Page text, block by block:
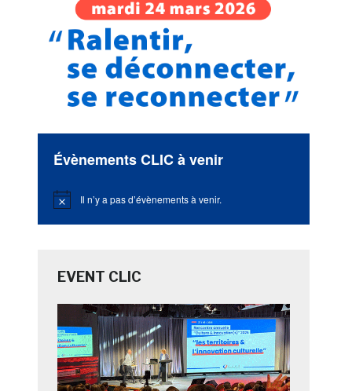
Évènements CLIC à venir
Notice Il n’y a pas d’évènements à venir.
EVENT CLIC